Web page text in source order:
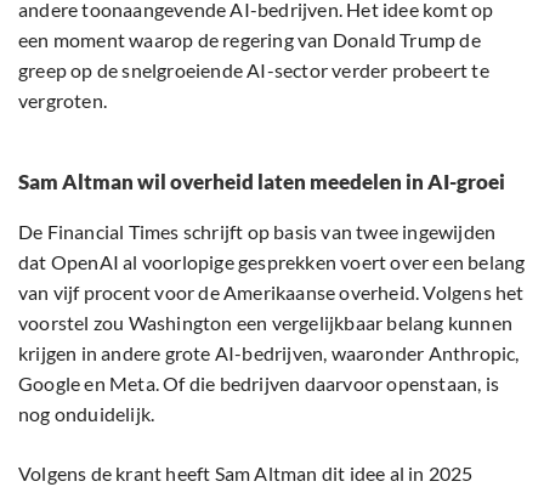
andere toonaangevende AI-bedrijven. Het idee komt op
een moment waarop de regering van Donald Trump de
greep op de snelgroeiende AI-sector verder probeert te
vergroten.
Sam Altman wil overheid laten meedelen in AI-groei
De Financial Times schrijft op basis van twee ingewijden
dat OpenAI al voorlopige gesprekken voert over een belang
van vijf procent voor de Amerikaanse overheid. Volgens het
voorstel zou Washington een vergelijkbaar belang kunnen
krijgen in andere grote AI-bedrijven, waaronder Anthropic,
Google en Meta. Of die bedrijven daarvoor openstaan, is
nog onduidelijk.
Volgens de krant heeft Sam Altman dit idee al in 2025